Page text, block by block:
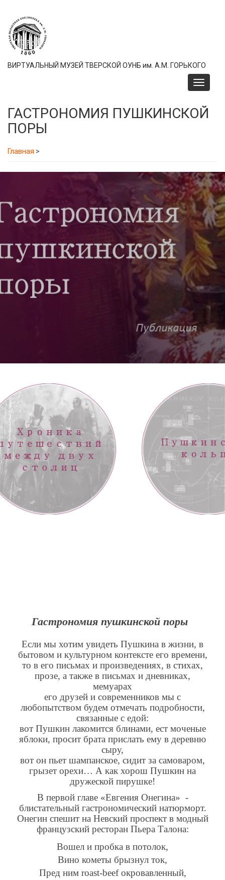
основному
содержанию
ВИРТУАЛЬНЫЙ МУЗЕЙ ТВЕРСКОЙ ОУНБ им. А.М. ГОРЬКОГО
Toggle
ГАСТРОНОМИЯ ПУШКИНСКОЙ
ПОРЫ
Главная >
Гастрономия пушкинской поры
Если мы хотим увидеть Пушкина в жизни, в
бытовом и культурном контексте его времени,
то в его письмах и произведениях, в стихах,
прозе, а также в письмах и дневниках,
мемуарах
его друзей и современников мы с
любопытством будем отмечать подробности,
связанные с едой:
вот Пушкин лакомится блинами, ест моченые
яблоки, просит брата прислать ему в деревню
сыру,
вот он пьет шампанское, сидит за самоваром,
грызет орехи… А как хорош Пушкин на
дружеской пирушке!
В первой главе «Евгения Онегина» -
блистательный гастрономический натюрморт.
Онегин спешит на Невский проспект в модный
французский ресторан Пьера Талона:
Вошел и пробка в потолок,
Вино кометы брызнул ток,
Пред ним roast-beef окровавленный,